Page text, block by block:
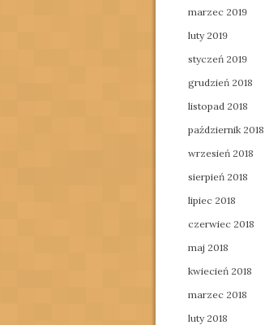
marzec 2019
luty 2019
styczeń 2019
grudzień 2018
listopad 2018
październik 2018
wrzesień 2018
sierpień 2018
lipiec 2018
czerwiec 2018
maj 2018
kwiecień 2018
marzec 2018
luty 2018